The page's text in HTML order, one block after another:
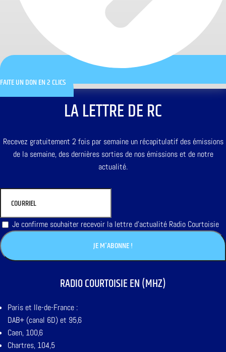
FAITE UN DON EN 2 CLICS
LA LETTRE DE RC
Recevez gratuitement 2 fois par semaine un récapitulatif des émissions
de la semaine, des dernières sorties de nos émissions et de notre
actualité.
Je confirme souhaiter recevoir la lettre d'actualité Radio Courtoisie
RADIO COURTOISIE EN (MHZ)
Paris et Ile-de-France :
DAB+ (canal 6D) et 95,6
Caen, 100,6
Chartres, 104,5